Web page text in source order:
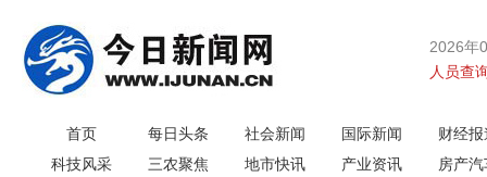
2026年
人员查
首页 每日头条 社会新闻 国际新闻
财经报
科技风采
三农聚焦 地市快讯 产业资讯 房产汽